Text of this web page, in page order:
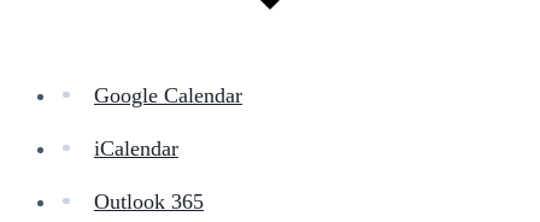
Google Calendar
iCalendar
Outlook 365